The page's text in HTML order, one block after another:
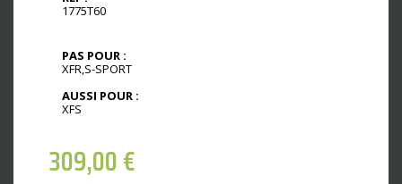
1775T60
PAS POUR :
XFR,S-SPORT
AUSSI POUR :
XFS
309,00€